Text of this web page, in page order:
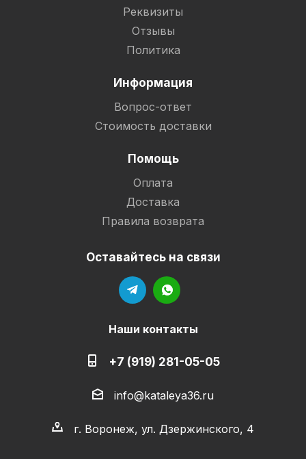
Реквизиты
Отзывы
Политика
Информация
Вопрос-ответ
Стоимость доставки
Помощь
Оплата
Доставка
Правила возврата
Оставайтесь на связи
Наши контакты
+7 (919) 281-05-05
info@kataleya36.ru
г. Воронеж, ул. Дзержинского, 4